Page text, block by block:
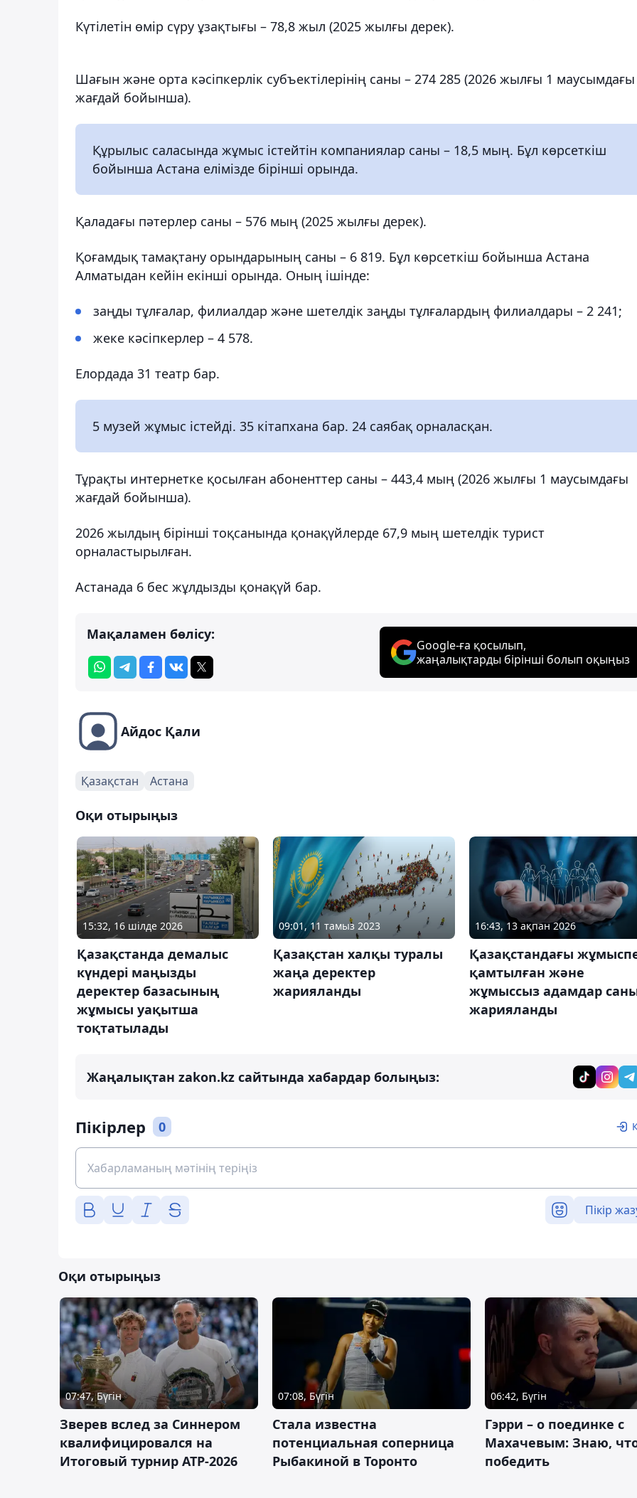
Күтілетін өмір сүру ұзақтығы – 78,8 жыл (2025 жылғы дерек).
Шағын және орта кәсіпкерлік субъектілерінің саны – 274 285 (2026 жылғы 1 маусымдағы
жағдай бойынша).
Құрылыс саласында жұмыс істейтін компаниялар саны – 18,5 мың. Бұл көрсеткіш
бойынша Астана елімізде бірінші орында.
Қаладағы пәтерлер саны – 576 мың (2025 жылғы дерек).
Қоғамдық тамақтану орындарының саны – 6 819. Бұл көрсеткіш бойынша Астана
Алматыдан кейін екінші орында. Оның ішінде:
заңды тұлғалар, филиалдар және шетелдік заңды тұлғалардың филиалдары – 2 241;
жеке кәсіпкерлер – 4 578.
Елордада 31 театр бар.
5 музей жұмыс істейді. 35 кітапхана бар. 24 саябақ орналасқан.
Тұрақты интернетке қосылған абоненттер саны – 443,4 мың (2026 жылғы 1 маусымдағы
жағдай бойынша).
2026 жылдың бірінші тоқсанында қонақүйлерде 67,9 мың шетелдік турист
орналастырылған.
Астанада 6 бес жұлдызды қонақүй бар.
Мақаламен бөлісу:
Google-ға қосылып,
жаңалықтарды бірінші болып оқыңыз
Айдос Қали
Қазақстан Астана
Оқи отырыңыз
15:32, 16 шілде 2026
Қазақстанда демалыс
күндері маңызды
деректер базасының
жұмысы уақытша
тоқтатылады
09:01, 11 тамыз 2023
Қазақстан халқы туралы
жаңа деректер
жарияланды
16:43, 13 ақпан 2026
Қазақстандағы
қамтылған және
жұмыссыз адамдар
жарияланды
Жаңалықтан zakon.kz сайтында хабардар болыңыз:
Пікірлер 0
Пікір
Оқи отырыңыз
07:47, Бүгін
Зверев вслед за Синнером
квалифицировался на
Итоговый турнир ATP-2026
07:08, Бүгін
Cтала известна
потенциальная соперница
Рыбакиной в Торонто
06:42, Бүгін
Гэрри – о поединке с
Махачевым: Знаю,
победить